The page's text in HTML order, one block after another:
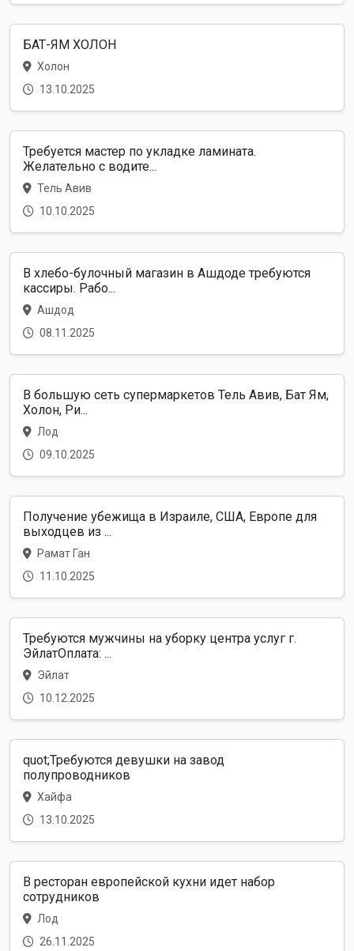
БАТ-ЯМ ХОЛОН
Холон
13.10.2025
Требуется мастер по укладке ламината.
Желательно с водите...
Тель Авив
10.10.2025
В хлебо-булочный магазин в Ашдоде требуются
кассиры. Рабо...
Ашдод
08.11.2025
В большую сеть супермаркетов Тель Авив, Бат Ям,
Холон, Ри...
Лод
09.10.2025
Получение убежища в Израиле, США, Европе для
выходцев из ...
Рамат Ган
11.10.2025
Требуются мужчины на уборку центра услуг г.
ЭйлатОплата: ...
Эйлат
10.12.2025
quot;Требуются девушки на завод
полупроводников
Хайфа
13.10.2025
В ресторан европейской кухни идет набор
сотрудников
Лод
26.11.2025